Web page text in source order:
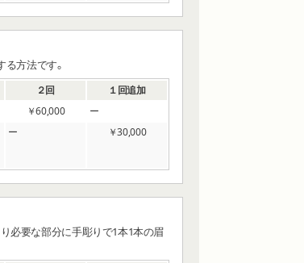
る方法です。
２回
１回追加
￥60,000
￥30,000
必要な部分に手彫りで1本1本の眉